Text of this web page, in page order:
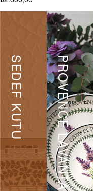
SEDEF KUTU PROVENCE LAVANTA